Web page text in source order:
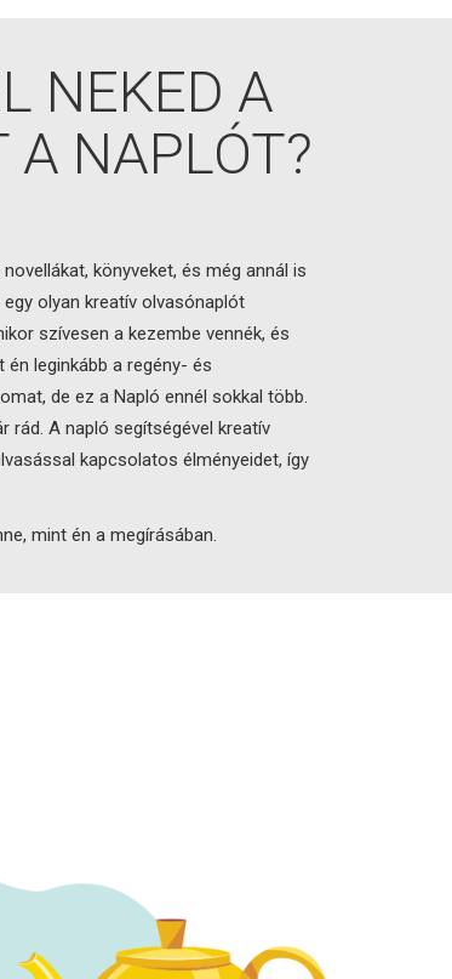
NEKED A
A NAPLÓT?
könyveket, és még annál is
olyan kreatív olvasónaplót
szívesen a kezembe vennék, és
leginkább a regény- és
de ez a Napló ennél sokkal több.
rád. A napló segítségével kreatív
kapcsolatos élményeidet, így
mint én a megírásában.